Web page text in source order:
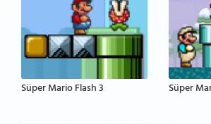
Süper Mario Flash 3